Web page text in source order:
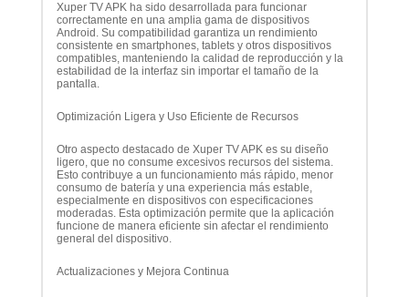
Xuper TV APK ha sido desarrollada para funcionar
correctamente en una amplia gama de dispositivos
Android. Su compatibilidad garantiza un rendimiento
consistente en smartphones, tablets y otros dispositivos
compatibles, manteniendo la calidad de reproducción y la
estabilidad de la interfaz sin importar el tamaño de la
pantalla.
Optimización Ligera y Uso Eficiente de Recursos
Otro aspecto destacado de Xuper TV APK es su diseño
ligero, que no consume excesivos recursos del sistema.
Esto contribuye a un funcionamiento más rápido, menor
consumo de batería y una experiencia más estable,
especialmente en dispositivos con especificaciones
moderadas. Esta optimización permite que la aplicación
funcione de manera eficiente sin afectar el rendimiento
general del dispositivo.
Actualizaciones y Mejora Continua